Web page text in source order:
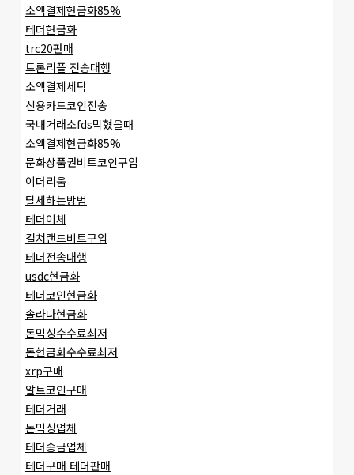
소액결제현금화85%
테더현금화
trc20판매
트론리플 전송대행
소액결제세탁
신용카드코인전송
국내거래소fds막혔을때
소액결제현금화85%
문화상품권비트코인구입
이더리움
탈세하는방법
테더이체
컬쳐랜드비트구입
테더전송대행
usdc현금화
테더코인현금화
솔라나현금화
돈믹싱수수료최저
돈현금화수수료최저
xrp구매
알트코인구매
테더거래
돈믹싱업체
테더송금업체
테더구매 테더판매